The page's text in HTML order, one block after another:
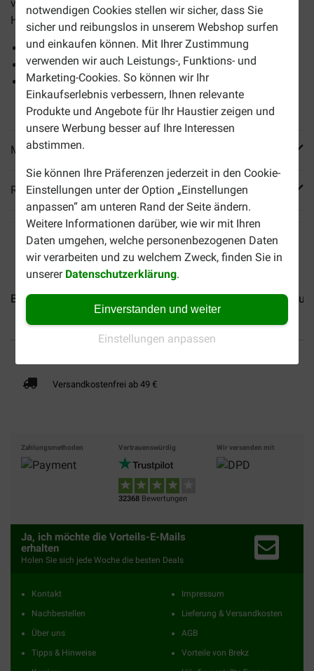
notwendigen Cookies stellen wir sicher, dass Sie
sicher und reibungslos in unserem Webshop surfen
und einkaufen können. Mit Ihrer Zustimmung
verwenden wir auch Leistungs-, Funktions- und
Marketing-Cookies. So können wir Ihr
Einkaufserlebnis verbessern, Ihnen relevante
Produkte und Angebote für Ihr Haustier zeigen und
unsere Werbung besser auf Ihre Interessen
abstimmen.
Sie können Ihre Präferenzen jederzeit in den Cookie-
Einstellungen unter der Option „Einstellungen
anpassen“ am unteren Rand der Seite ändern.
Weitere Informationen darüber, wie wir mit Ihren
Daten umgehen, welche personenbezogenen Daten
wir verarbeiten und zu welchem Zweck, finden Sie in
unserer Datenschutzerklärung.
Einverstanden und weiter
Einstellungen anpassen
verdauliches, natürliches und sehr schmackhaftes
Hundefutter mit Gemüse und Fleisch.
Unterstützt einen gesunden Stuhlgang
Ist leicht verdaulich
Ist völlig frei von künstlichen Aromen, Farbstoffen oder
Geschmacksstoffen
Mehr Produktinfos
Reviews
BF Petfood Adult Hundefutter BF Petfood Senior
Versandkostenfrei ab 49 €
Zahlungsmethoden Vertrauenswürdig
32368 Bewertungen
Wir versenden mit
Ja, ich möchte die Vorteils-E-Mails
erhalten
Holen Sie sich jede Woche die besten Deals
Kontakt
Nachbestellen
Über uns
Tipps & Hinweise
Impressum
Lieferung & Versandkosten
AGB
Vorteile von Brekz